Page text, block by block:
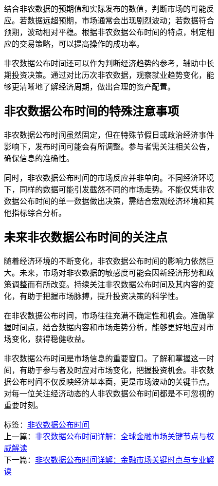
结合非农数据的预期值和实际发布的数值，判断市场的可能反
应。若数据远超预期，市场通常会出现剧烈波动；若数据符合
预期，波动相对平稳。根据非农数据公布时间的特点，制定相
应的交易策略，可以提高操作的成功率。
非农数据公布时间还可以作为判断经济趋势的参考，辅助中长
期投资决策。通过对比历次非农数据，观察就业趋势变化，能
够更清晰地了解经济周期，做出合理的资产配置。
非农数据公布时间的特殊注意事项
非农数据公布时间虽然固定，但在特殊节假日或政治经济事件
影响下，发布时间可能会有所调整。参与者需关注相关公告，
确保信息的准确性。
同时，非农数据公布时间的市场反应并非单向。不同经济环境
下，同样的数据可能引发截然不同的市场走势。不能仅凭非农
数据公布时间的单一数据做出决策，需结合宏观经济环境和其
他指标综合分析。
未来非农数据公布时间的关注点
随着经济环境的不断变化，非农数据公布时间的影响力依然巨
大。未来，市场对非农数据的敏感度可能会因新经济形势和政
策调整而有所改变。持续关注非农数据公布时间及其内容的变
化，有助于把握市场脉搏，提升投资决策的科学性。
在非农数据公布时间，市场往往充满不确定性和机会。准确掌
握时间点，结合数据内容和市场走势分析，能够更好地应对市
场变化，获得稳健收益。
非农数据公布时间是市场信息的重要窗口。了解和掌握这一时
间，有助于参与者及时应对市场变化，把握投资机会。非农数
据公布时间不仅反映经济基本面，更是市场波动的关键节点。
对每一位关注经济动态的人非农数据公布时间都是不可忽视的
重要时刻。
标签： 非农数据公布时间
上一篇： 非农数据公布时间详解：全球金融市场关键节点与权
威解读
下一篇： 非农数据公布时间详解：金融市场关键时点与专业解
读